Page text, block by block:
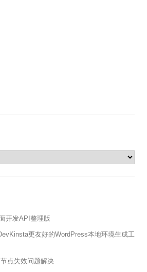
开发API整理版
更友好的WordPress本地环境生成工
点失效问题解决